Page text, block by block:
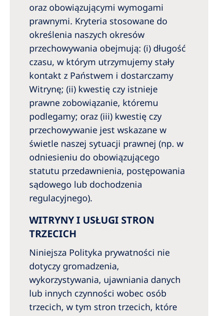
oraz obowiązującymi wymogami
prawnymi. Kryteria stosowane do
określenia naszych okresów
przechowywania obejmują: (i) długość
czasu, w którym utrzymujemy stały
kontakt z Państwem i dostarczamy
Witrynę; (ii) kwestię czy istnieje
prawne zobowiązanie, któremu
podlegamy; oraz (iii) kwestię czy
przechowywanie jest wskazane w
świetle naszej sytuacji prawnej (np. w
odniesieniu do obowiązującego
statutu przedawnienia, postępowania
sądowego lub dochodzenia
regulacyjnego).
WITRYNY I USŁUGI STRON
TRZECICH
Niniejsza Polityka prywatności nie
dotyczy gromadzenia,
wykorzystywania, ujawniania danych
lub innych czynności wobec osób
trzecich, w tym stron trzecich, które